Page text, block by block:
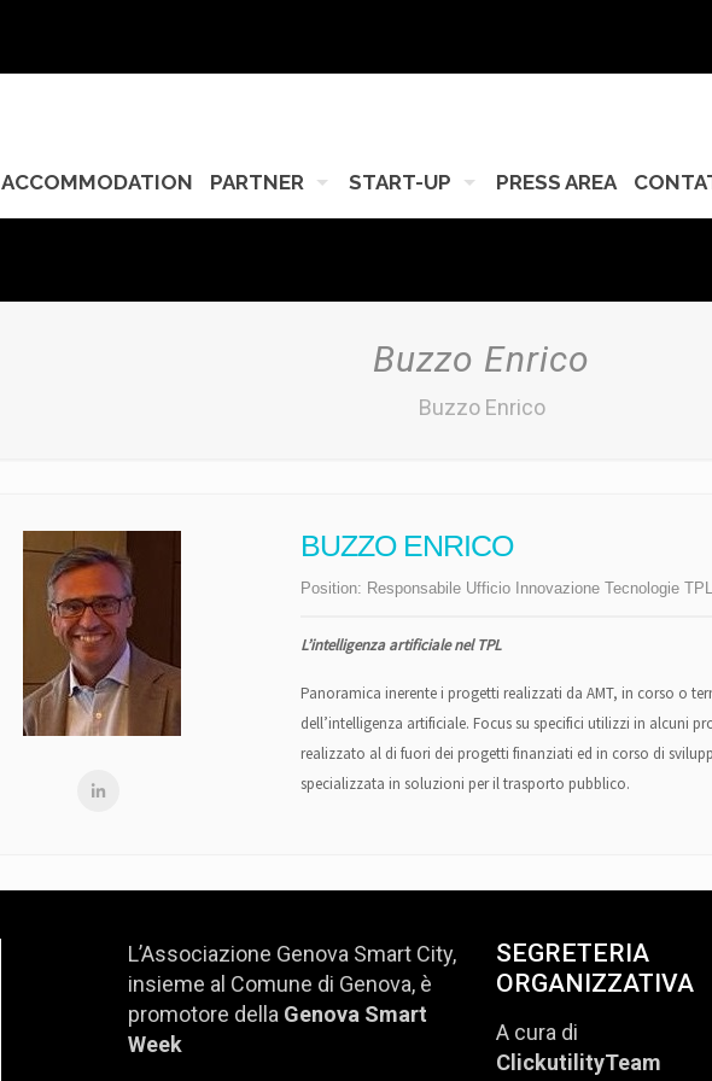
ACCOMMODATION PARTNER START-UP PRESS AREA
Buzzo Enrico
Buzzo Enrico
BUZZO ENRICO
Position: Responsabile Ufficio Innovazione Tecnologie TPL
L’intelligenza artificiale nel TPL
Panoramica inerente i progetti realizzati da AMT, in corso o
dell’intelligenza artificiale. Focus su specifici utilizzi in alcuni
realizzato al di fuori dei progetti finanziati ed in corso di
specializzata in soluzioni per il trasporto pubblico.
L’Associazione Genova Smart City,
insieme al Comune di Genova, è
promotore della Genova Smart
Week
SEGRETERIA
ORGANIZZATIVA
A cura di
ClickutilityTeam